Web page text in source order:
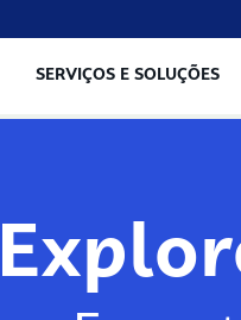
SERVIÇOS E SOLUÇÕES